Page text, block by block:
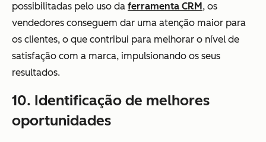
possibilitadas pelo uso da ferramenta CRM , os
vendedores conseguem dar uma atenção maior para
os clientes, o que contribui para melhorar o nível de
satisfação com a marca, impulsionando os seus
resultados.
10. Identificação de melhores
oportunidades